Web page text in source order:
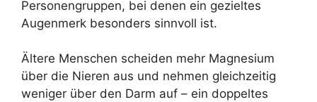
Personengruppen, bei denen ein gezieltes
Augenmerk besonders sinnvoll ist.
Ältere Menschen scheiden mehr Magnesium
über die Nieren aus und nehmen gleichzeitig
weniger über den Darm auf – ein doppeltes